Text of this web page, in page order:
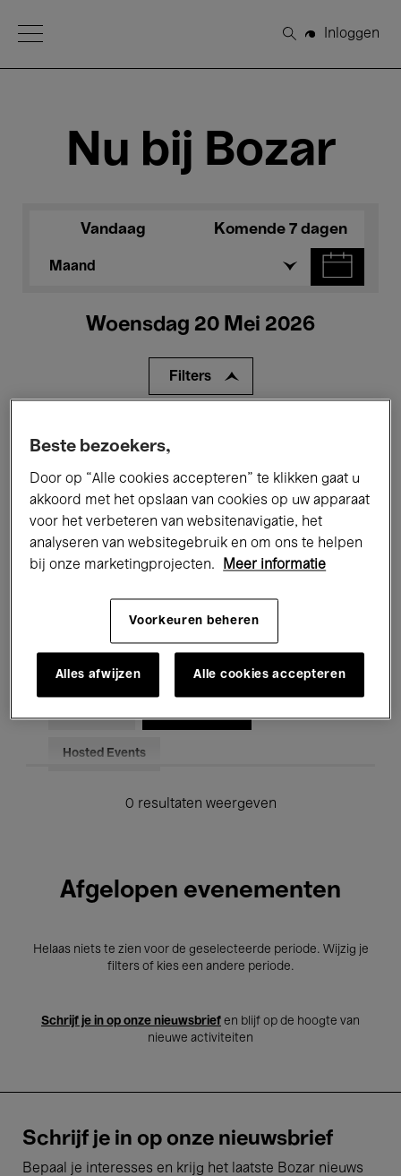
Open Menu
Zoeken
Inloggen
Nu bij Bozar
Vandaag Komende 7 dagen
Maand
Woensdag 20 Mei 2026
Filters
Tentoonstellingen Films
Performances Lezingen & Debatten
Jazz Klassieke Muziek Global Music
Elektronische Muziek
Voor iedereen Kids’ Palace
Hosted Events
0 resultaten weergeven
Afgelopen evenementen
Helaas niets te zien voor de geselecteerde periode. Wijzig je
filters of kies een andere periode.
Schrijf je in op onze nieuwsbrief en blijf op de hoogte van
nieuwe activiteiten
Schrijf je in op onze nieuwsbrief
Bepaal je interesses en krijg het laatste Bozar nieuws
Beste bezoekers,
Door op “Alle cookies accepteren” te klikken gaat u
akkoord met het opslaan van cookies op uw apparaat
voor het verbeteren van websitenavigatie, het
analyseren van websitegebruik en om ons te helpen
bij onze marketingprojecten.
Meer informatie
Voorkeuren beheren
Alles afwijzen Alle cookies accepteren